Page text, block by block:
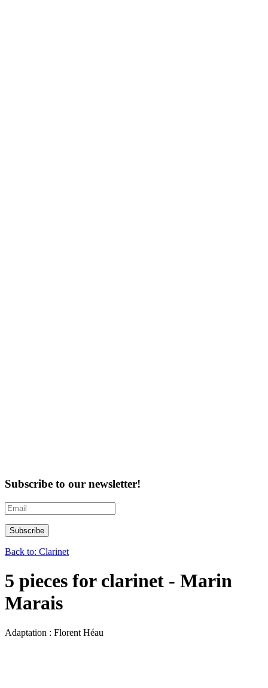
Subscribe to our newsletter!
Back to: Clarinet
5 pieces for clarinet - Marin
Marais
Adaptation : Florent Héau